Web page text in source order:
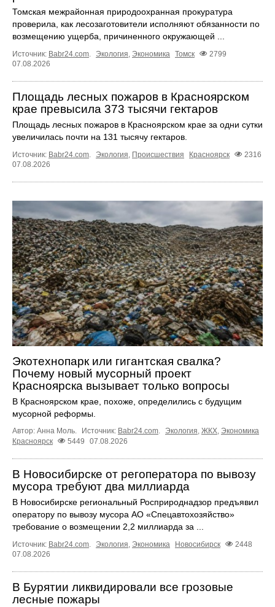
Томская межрайонная природоохранная прокуратура
проверила, как лесозаготовители исполняют обязанности по
возмещению ущерба, причиненного окружающей ...
Источник: Babr24.com. Экология, Экономика Томск
2799
07.08.2026
Площадь лесных пожаров в Красноярском
крае превысила 373 тысячи гектаров
Площадь лесных пожаров в Красноярском крае за одни сутки
увеличилась почти на 131 тысячу гектаров.
Источник: Babr24.com. Экология, Происшествия Красноярск
2316
07.08.2026
Экотехнопарк или гигантская свалка?
Почему новый мусорный проект
Красноярска вызывает только вопросы
В Красноярском крае, похоже, определились с будущим
мусорной реформы.
Автор: Анна Моль. Источник: Babr24.com. Экология, ЖКХ, Экономика
Красноярск
5449 07.08.2026
В Новосибирске от регоператора по вывозу
мусора требуют два миллиарда
В Новосибирске региональный Росприроднадзор предъявил
оператору по вывозу мусора АО «Спецавтохозяйство»
требование о возмещении 2,2 миллиарда за ...
Источник: Babr24.com. Экология, Экономика Новосибирск
2448
07.08.2026
В Бурятии ликвидировали все грозовые
лесные пожары